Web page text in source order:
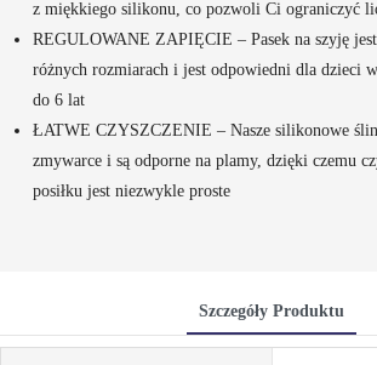
z miękkiego silikonu, co pozwoli Ci ograniczyć
REGULOWANE ZAPIĘCIE – Pasek na szyję
różnych rozmiarach i jest odpowiedni dla dzieci
do 6 lat
ŁATWE CZYSZCZENIE – Nasze silikonowe
zmywarce i są odporne na plamy, dzięki czemu
posiłku jest niezwykle proste
Szczegóły Produktu